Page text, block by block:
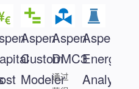
Aspen
Custom
Modeler
Aspen
DMC3
通过
Aspen
Energy
Analyzer